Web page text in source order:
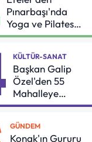
Pınarbaşı'nda
Yoga ve Pilates
Buluşması
KÜLTÜR-SANAT
Başkan Galip
Özel'den 55
Mahalleye
Çocuk Şenliği
GÜNDEM
Konak'ın Gururu